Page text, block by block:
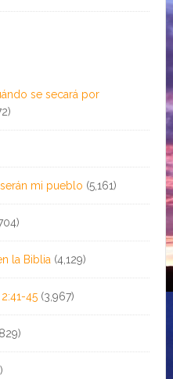
se secará por
mi pueblo (5,161)
la Biblia (4,129)
45 (3,967)